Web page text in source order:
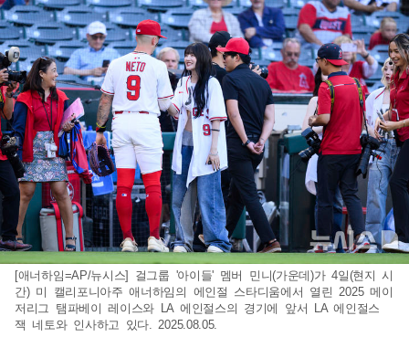
[애너하임=AP/뉴시스] 걸그룹 '아이들' 멤버 민니(가운데)가 4일(현지 시
간) 미 캘리포니아주 애너하임의 에인절 스타디움에서 열린 2025 메이
저리그 탬파베이 레이스와 LA 에인절스의 경기에 앞서 LA 에인절스
잭 네토와 인사하고 있다. 2025.08.05.